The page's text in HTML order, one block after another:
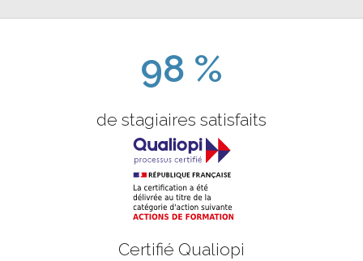
98 %
de stagiaires satisfaits
Certifié Qualiopi